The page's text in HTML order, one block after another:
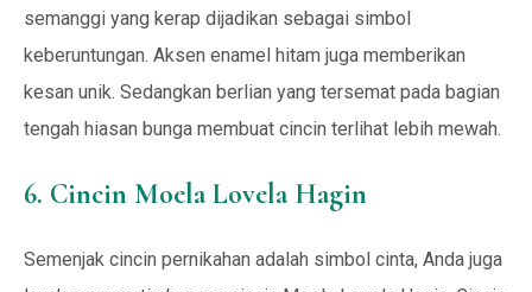
semanggi yang kerap dijadikan sebagai simbol
keberuntungan. Aksen enamel hitam juga memberikan
kesan unik. Sedangkan berlian yang tersemat pada bagian
tengah hiasan bunga membuat cincin terlihat lebih mewah.
6. Cincin Moela Lovela Hagin
Semenjak cincin pernikahan adalah simbol cinta, Anda juga